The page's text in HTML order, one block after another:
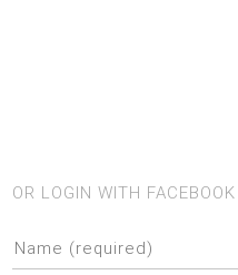
OR LOGIN WITH